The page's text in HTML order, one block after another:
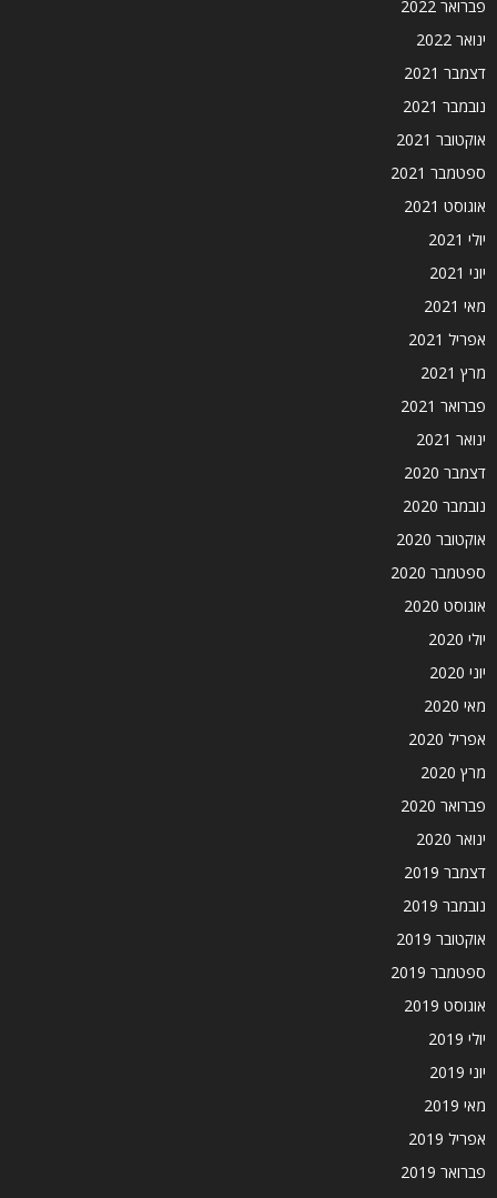
פברואר 2022
ינואר 2022
דצמבר 2021
נובמבר 2021
אוקטובר 2021
ספטמבר 2021
אוגוסט 2021
יולי 2021
יוני 2021
מאי 2021
אפריל 2021
מרץ 2021
פברואר 2021
ינואר 2021
דצמבר 2020
נובמבר 2020
אוקטובר 2020
ספטמבר 2020
אוגוסט 2020
יולי 2020
יוני 2020
מאי 2020
אפריל 2020
מרץ 2020
פברואר 2020
ינואר 2020
דצמבר 2019
נובמבר 2019
אוקטובר 2019
ספטמבר 2019
אוגוסט 2019
יולי 2019
יוני 2019
מאי 2019
אפריל 2019
פברואר 2019